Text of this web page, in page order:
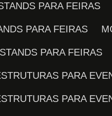
PARA FEIRAS
PARA FEIRAS
STANDS PARA FEIRAS
PARA
PARA